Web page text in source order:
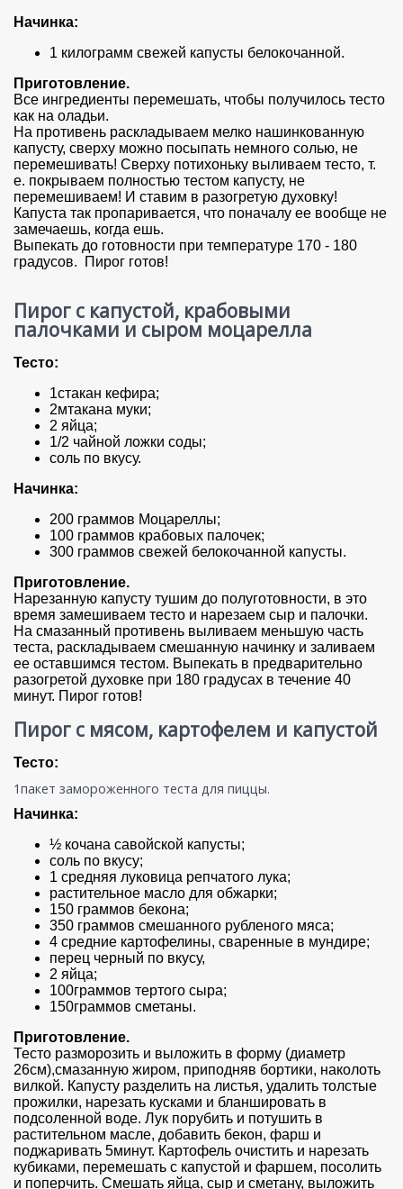
Начинка:
1 килограмм свежей капусты белокочанной.
Приготовление.
Все ингредиенты перемешать, чтобы получилось тесто
как на оладьи.
На противень раскладываем мелко нашинкованную
капусту, сверху можно посыпать немного солью, не
перемешивать! Сверху потихоньку выливаем тесто, т.
е. покрываем полностью тестом капусту, не
перемешиваем! И ставим в разогретую духовку!
Капуста так пропаривается, что поначалу ее вообще не
замечаешь, когда ешь.
Выпекать до готовности при температуре 170 - 180
градусов. Пирог готов!
Пирог с капустой, крабовыми
палочками и сыром моцарелла
Тесто:
1стакан кефира;
2мтакана муки;
2 яйца;
1/2 чайной ложки соды;
соль по вкусу.
Начинка:
200 граммов Моцареллы;
100 граммов крабовых палочек;
300 граммов свежей белокочанной капусты.
Приготовление.
Нарезанную капусту тушим до полуготовности, в это
время замешиваем тесто и нарезаем сыр и палочки.
На смазанный противень выливаем меньшую часть
теста, раскладываем смешанную начинку и заливаем
ее оставшимся тестом. Выпекать в предварительно
разогретой духовке при 180 градусах в течение 40
минут. Пирог готов!
Пирог с мясом, картофелем и капустой
Тесто:
1пакет замороженного теста для пиццы.
Начинка:
½ кочана савойской капусты;
соль по вкусу;
1 средняя луковица репчатого лука;
растительное масло для обжарки;
150 граммов бекона;
350 граммов смешанного рубленого мяса;
4 средние картофелины, сваренные в мундире;
перец черный по вкусу,
2 яйца;
100граммов тертого сыра;
150граммов сметаны.
Приготовление.
Тесто разморозить и выложить в форму (диаметр
26см),смазанную жиром, приподняв бортики, наколоть
вилкой. Капусту разделить на листья, удалить толстые
прожилки, нарезать кусками и бланшировать в
подсоленной воде. Лук порубить и потушить в
растительном масле, добавить бекон, фарш и
поджаривать 5минут. Картофель очистить и нарезать
кубиками, перемешать с капустой и фаршем, посолить
и поперчить. Смешать яйца, сыр и сметану, выложить